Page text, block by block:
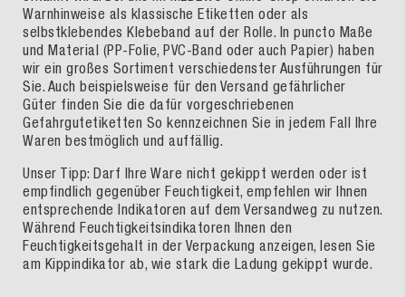
Warnhinweise als klassische Etiketten oder als
selbstklebendes Klebeband auf der Rolle. In puncto Maße
und Material (PP-Folie, PVC-Band oder auch Papier) haben
wir ein großes Sortiment verschiedenster Ausführungen für
Sie. Auch beispielsweise für den Versand gefährlicher
Güter finden Sie die dafür vorgeschriebenen
Gefahrgutetiketten So kennzeichnen Sie in jedem Fall Ihre
Waren bestmöglich und auffällig.
Unser Tipp: Darf Ihre Ware nicht gekippt werden oder ist
empfindlich gegenüber Feuchtigkeit, empfehlen wir Ihnen
entsprechende Indikatoren auf dem Versandweg zu nutzen.
Während Feuchtigkeitsindikatoren Ihnen den
Feuchtigkeitsgehalt in der Verpackung anzeigen, lesen Sie
am Kippindikator ab, wie stark die Ladung gekippt wurde.